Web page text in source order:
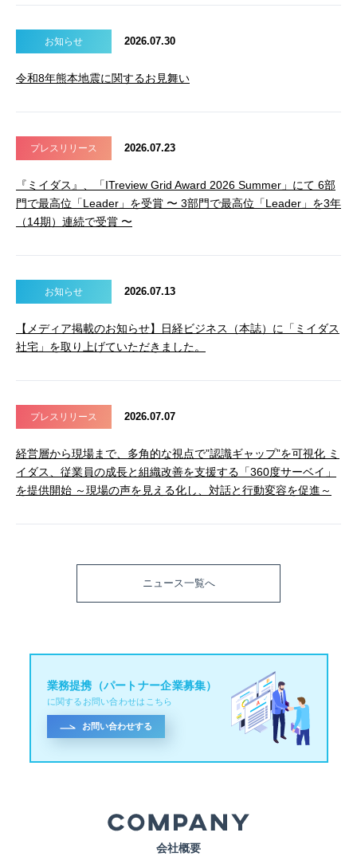
お知らせ 2026.07.30
令和8年熊本地震に関するお見舞い
プレスリリース 2026.07.23
『ミイダス』、「ITreview Grid Award 2026 Summer」にて 6部
門で最高位「Leader」を受賞 〜 3部門で最高位「Leader」を3年
（14期）連続で受賞 〜
お知らせ 2026.07.13
【メディア掲載のお知らせ】日経ビジネス（本誌）に「ミイダス
社宅」を取り上げていただきました。
プレスリリース 2026.07.07
経営層から現場まで、多角的な視点で”認識ギャップ”を可視化 ミ
イダス、従業員の成長と組織改善を支援する「360度サーベイ」
を提供開始 ～現場の声を見える化し、対話と行動変容を促進～
ニュース一覧へ
業務提携（パートナー企業募集）
に関するお問い合わせはこちら
お問い合わせする
会社概要